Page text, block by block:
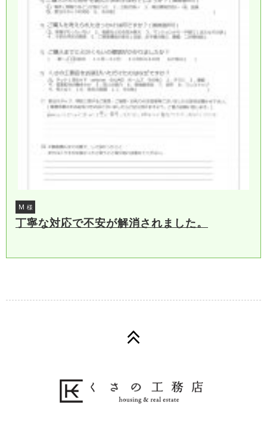
Ｍ 様
丁寧な対応で不安が解消されました。